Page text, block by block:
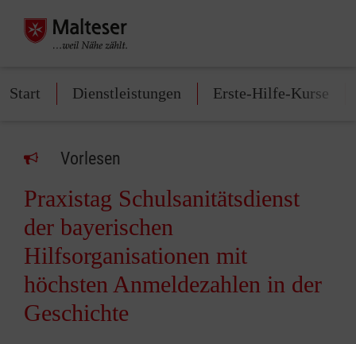
Start Dienstleistungen Erste-Hilfe-Kurse
Vorlesen
Praxistag Schulsanitätsdienst
der bayerischen
Hilfsorganisationen mit
höchsten Anmeldezahlen in der
Geschichte